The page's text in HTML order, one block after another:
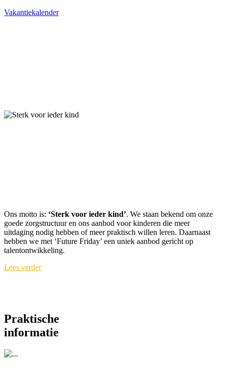
Vakantiekalender
Ons motto is: ‘Sterk voor ieder kind’. We staan bekend om onze
goede zorgstructuur en ons aanbod voor kinderen die meer
uitdaging nodig hebben of meer praktisch willen leren. Daarnaast
hebben we met ‘Future Friday’ een uniek aanbod gericht op
talentontwikkeling.
Lees verder
Praktische
informatie